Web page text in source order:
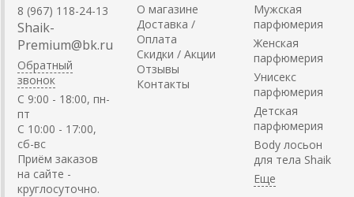
8 (967) 118-24-13
Shaik-
Premium@bk.ru
Обратный
звонок
C 9:00 - 18:00, пн-
пт
С 10:00 - 17:00,
сб-вс
Приём заказов
на сайте -
круглосуточно.
О магазине
Доставка /
Оплата
Скидки / Акции
Отзывы
Контакты
Мужская
парфюмерия
Женская
парфюмерия
Унисекс
парфюмерия
Детская
парфюмерия
Body лосьон
для тела Shaik